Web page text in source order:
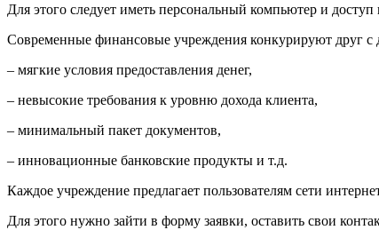
Для этого следует иметь персональный компьютер и доступ
Современные финансовые учреждения конкурируют друг с
– мягкие условия предоставления денег,
– невысокие требования к уровню дохода клиента,
– минимальный пакет документов,
– инновационные банковские продукты и т.д.
Каждое учреждение предлагает пользователям сети
Для этого нужно зайти в форму заявки, оставить свои